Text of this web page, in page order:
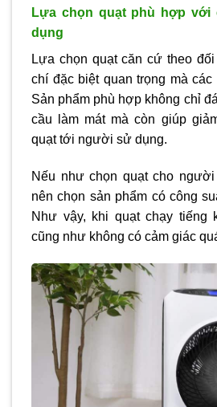
Lựa chọn quạt phù hợp
dụng
Lựa chọn quạt căn cứ theo
chí đặc biệt quan trọng mà
Sản phẩm phù hợp không chỉ
cầu làm mát mà còn giúp
quạt tới người sử dụng.
Nếu như chọn quạt cho
nên chọn sản phẩm có công
Như vậy, khi quạt chạy tiếng
cũng như không có cảm giác